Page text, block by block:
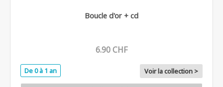
Boucle d'or + cd
6.90 CHF
De 0 à 1 an Voir la collection >